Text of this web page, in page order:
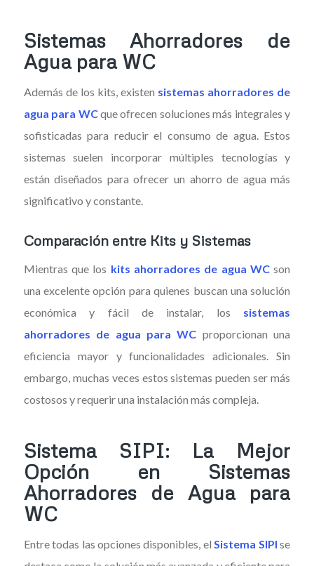
Sistemas Ahorradores de
Agua para WC
Además de los kits, existen sistemas ahorradores de
agua para WCque ofrecen soluciones más integrales y
sofisticadas para reducir el consumo de agua. Estos
sistemas suelen incorporar múltiples tecnologías y
están diseñados para ofrecer un ahorro de agua más
significativo y constante.
Comparación entre Kits y Sistemas
Mientras que los kits ahorradores de agua WC son
una excelente opción para quienes buscan una solución
económica y fácil de instalar, los sistemas
ahorradores de agua para WC proporcionan una
eficiencia mayor y funcionalidades adicionales. Sin
embargo, muchas veces estos sistemas pueden ser más
costosos y requerir una instalación más compleja.
Sistema SIPI: La Mejor
Opción en Sistemas
Ahorradores de Agua para
WC
Entre todas las opciones disponibles, elSistema SIPI se